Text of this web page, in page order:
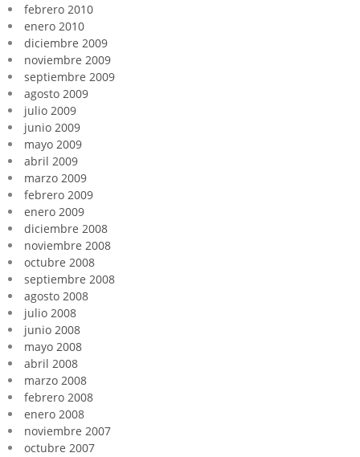
febrero 2010
enero 2010
diciembre 2009
noviembre 2009
septiembre 2009
agosto 2009
julio 2009
junio 2009
mayo 2009
abril 2009
marzo 2009
febrero 2009
enero 2009
diciembre 2008
noviembre 2008
octubre 2008
septiembre 2008
agosto 2008
julio 2008
junio 2008
mayo 2008
abril 2008
marzo 2008
febrero 2008
enero 2008
noviembre 2007
octubre 2007